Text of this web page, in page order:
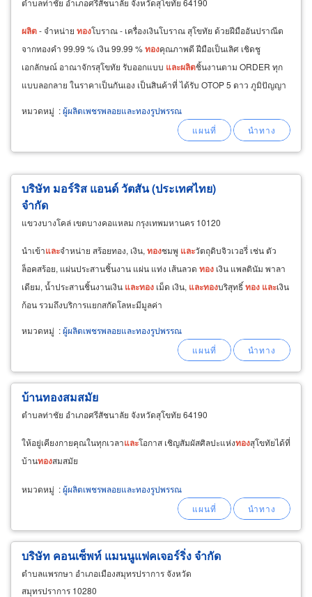
ตำบลท่าชัย อำเภอศรีสัชนาลัย จังหวัดสุโขทัย 64190
ผลิต- จำหน่าย ทองโบราณ - เครื่องเงินโบราณ สุโขทัย ด้วยฝีมืออันปราณีต
จากทองคำ 99.99 % เงิน 99.99 %ทองคุณภาพดี ฝีมือเป็นเลิศ เชิดชู
เอกลักษณ์ อาณาจักรสุโขทัย รับออกแบบ และผลิตชิ้นงานตาม ORDER ทุก
แบบลอกลาย ในราคาเป็นกันเอง เป็นสินค้าที่ ได้รับ OTOP 5 ดาว ภูมิปัญญา
หมวดหมู่ :ผู้ผลิตเพชรพลอยและทองรูปพรรณ
บริษัท มอร์ริส แอนด์ วัตสัน (ประเทศไทย)
จำกัด
แขวงบางโคล่ เขตบางคอแหลม กรุงเทพมหานคร 10120
นำเข้าและจำหน่าย สร้อยทอง, เงิน, ทองชมพู และวัตถุดิบจิวเวอรี่ เช่น ตัว
ล็อคสร้อย, แผ่นประสานชิ้นงาน แผ่น แท่ง เส้นลวด ทอง เงิน แพลตินัม พาลา
เดียม, น้ำประสานชิ้นงานเงิน และทอง เม็ด เงิน, และทองบริสุทธิ์ทอง และเงิน
ก้อน รวมถึงบริการแยกสกัดโลหะมีมูลค่า
หมวดหมู่ :ผู้ผลิตเพชรพลอยและทองรูปพรรณ
บ้านทองสมสมัย
ตำบลท่าชัย อำเภอศรีสัชนาลัย จังหวัดสุโขทัย 64190
ให้อยู่เคียงกายคุณในทุกเวลาและโอกาส เชิญสัมผัสศิลปะแห่งทองสุโขทัยได้ที่
บ้านทองสมสมัย
หมวดหมู่ :ผู้ผลิตเพชรพลอยและทองรูปพรรณ
บริษัท คอนเซ็พท์ แมนนูแฟคเจอร์ริ่ง จำกัด
ตำบลแพรกษา อำเภอเมืองสมุทรปราการ จังหวัด
สมุทรปราการ 10280